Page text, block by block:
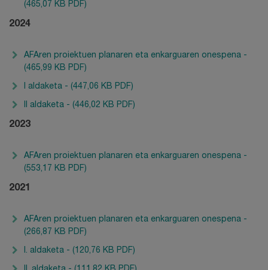
(465,07 KB PDF)
2024
AFAren proiektuen planaren eta enkarguaren onespena -
(465,99 KB PDF)
I aldaketa - (447,06 KB PDF)
II aldaketa - (446,02 KB PDF)
2023
AFAren proiektuen planaren eta enkarguaren onespena -
(553,17 KB PDF)
2021
AFAren proiektuen planaren eta enkarguaren onespena -
(266,87 KB PDF)
I. aldaketa - (120,76 KB PDF)